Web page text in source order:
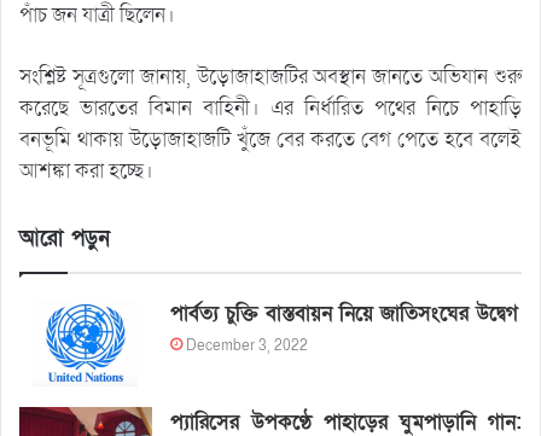
পাঁচ জন যাত্রী ছিলেন।
সংশ্লিষ্ট সূত্রগুলো জানায়, উড়োজাহাজটির অবস্থান জানতে অভিযান শুরু
করেছে ভারতের বিমান বাহিনী। এর নির্ধারিত পথের নিচে পাহাড়ি
বনভূমি থাকায় উড়োজাহাজটি খুঁজে বের করতে বেগ পেতে হবে বলেই
আশঙ্কা করা হচ্ছে।
আরো পড়ুন
পার্বত্য চুক্তি বাস্তবায়ন নিয়ে জাতিসংঘের উদ্বেগ
December 3, 2022
প্যারিসের উপকণ্ঠে পাহাড়ের ঘুমপাড়ানি গান: